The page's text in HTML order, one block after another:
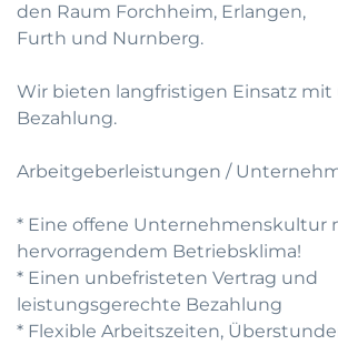
den Raum Forchheim, Erlangen,
Furth und Nurnberg.
Wir bieten langfristigen Einsatz
Bezahlung.
Arbeitgeberleistungen /
* Eine offene Unternehmenskultur
hervorragendem Betriebsklima!
* Einen unbefristeten Vertrag und
leistungsgerechte Bezahlung
* Flexible Arbeitszeiten,